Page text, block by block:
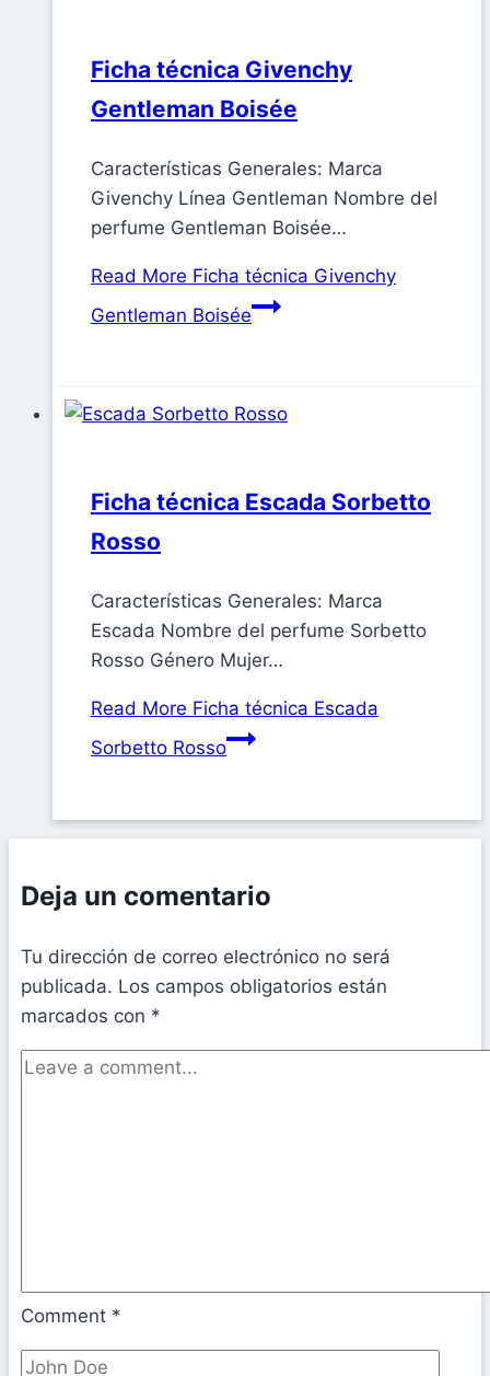
Ficha técnica Givenchy
Gentleman Boisée
Características Generales: Marca
Givenchy Línea Gentleman Nombre del
perfume Gentleman Boisée…
Read More Ficha técnica Givenchy
Gentleman Boisée
Ficha técnica Escada Sorbetto
Rosso
Características Generales: Marca
Escada Nombre del perfume Sorbetto
Rosso Género Mujer…
Read More Ficha técnica Escada
Sorbetto Rosso
Deja un comentario
Tu dirección de correo electrónico no será
publicada. Los campos obligatorios están
marcados con *
Comment *